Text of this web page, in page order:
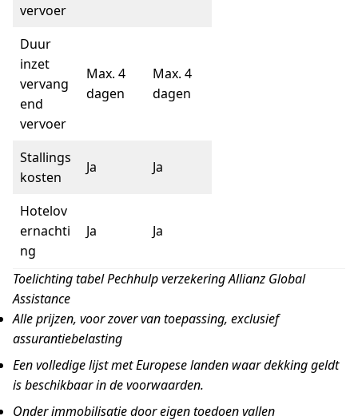
vervoer
Duur
inzet
vervang
end
vervoer
Max. 4
dagen
Max. 4
dagen
Stallings
kosten
Ja Ja
Hotelov
ernachti
ng
Ja Ja
Toelichting tabel Pechhulp verzekering Allianz Global
Assistance
Alle prijzen, voor zover van toepassing, exclusief
assurantiebelasting
Een volledige lijst met Europese landen waar dekking geldt
is beschikbaar in de voorwaarden.
Onder immobilisatie door eigen toedoen vallen